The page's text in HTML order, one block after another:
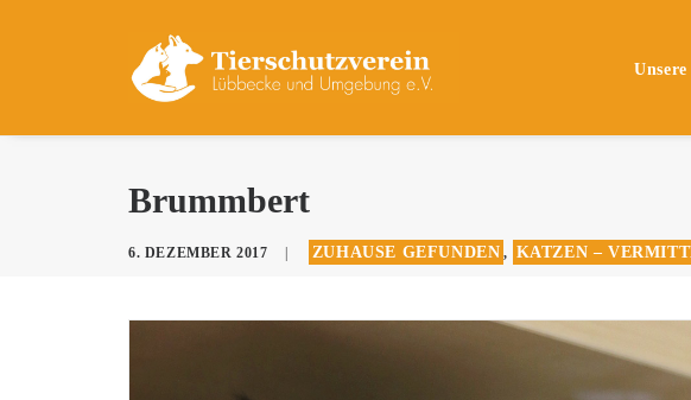
Brummbert
6. DEZEMBER 2017 ZUHAUSE GEFUNDEN , KATZEN –